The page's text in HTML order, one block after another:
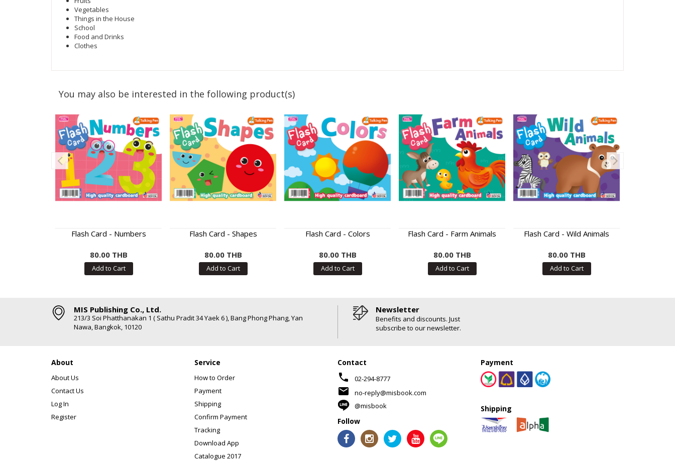
Vegetables
Things in the House
School
Food and Drinks
Clothes
You may also be interested in the following product(s)
Flash Card - Numbers
80.00 THB
Add to Cart
Flash Card - Shapes
80.00 THB
Add to Cart
Flash Card - Colors
80.00 THB
Add to Cart
Flash Card - Farm Animals
80.00 THB
Add to Cart
Flash Card - Wild Animals
80.00 THB
Add to Cart
MIS Publishing Co., Ltd.
213/3 Soi Phatthanakan 1 ( Sathu Pradit 34 Yaek 6 ), Bang Phong Phang, Yan
Nawa, Bangkok, 10120
Newsletter
Benefits and discounts. Just
subscribe to our newsletter.
About
About Us
Contact Us
Log In
Register
Service
How to Order
Payment
Shipping
Confirm Payment
Tracking
Download App
Catalogue 2017
Contact
phone 02-294-8777
mail
no-reply@misbook.com
@misbook
Follow
Payment
Shipping